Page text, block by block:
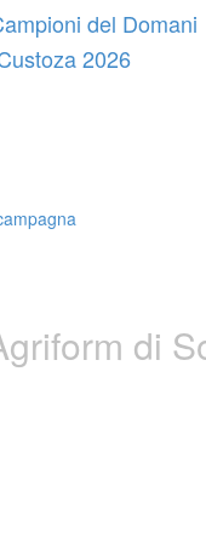
del Domani
2026
di